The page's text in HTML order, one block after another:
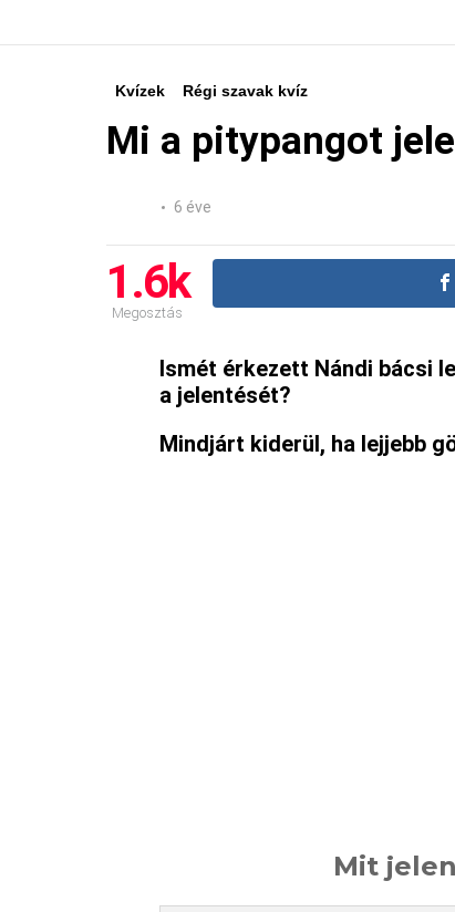
Kvízek Régi szavak kvíz
Mi a pitypangot
6 éve
1.6k
Megosztás
Ismét érkezett Nándi bácsi
a jelentését?
Mindjárt kiderül, ha lejjebb
Mit